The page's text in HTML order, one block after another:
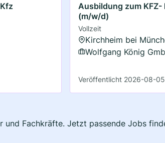
Ausbildung zum
(m/w/d)
Vollzeit
Kirchheim bei
Wolfgang König
Veröffentlicht 2026-08-05
und Fachkräfte. Jetzt passende Jobs